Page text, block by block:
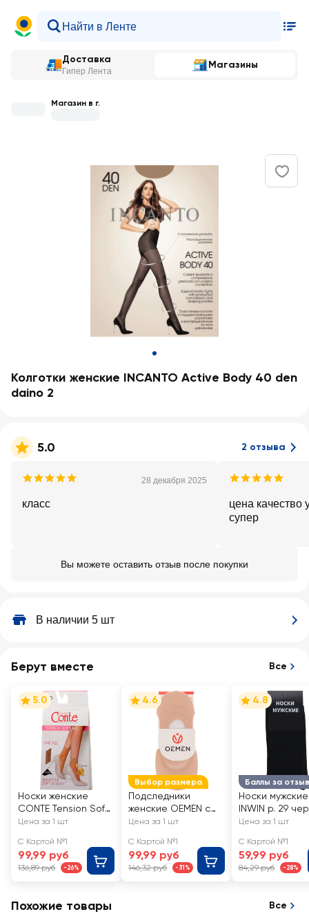
Доставка
Гипер Лента
Магазины
Магазин в г.
Колготки женские INCANTO Active Body 40 den
daino 2
5.0 2 отзыва
28 декабря 2025
класс
цена качество
супер
Вы можете оставить отзыв после покупки
В наличии 5 шт
Берут вместе Все
5.0
Носки женские
CONTE Tension Soft
40 den, natural, Арт.
Цена за 1 шт
С Картой №1
99,99 руб
136,89 руб -26%
Выбор размера
4.6
Подследники
женские OEMEN с
силиконовой
бежевые, Арт.
KP006
Цена за 1 шт
С Картой №1
99,99 руб
146,32 руб -31%
Баллы за отзыв
4.8
Носки мужские
INWIN р. 29
Арт. BMS02-01
Цена за 1 шт
С Картой №1
59,99 руб
84,29 руб -28%
Похожие товары Все